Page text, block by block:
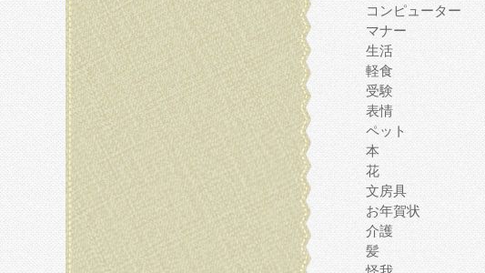
コンピューター
マナー
生活
軽食
受験
表情
ペット
本
花
文房具
お年賀状
介護
髪